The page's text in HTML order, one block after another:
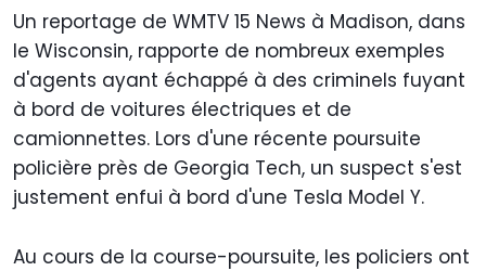
Un reportage de WMTV 15 News à Madison, dans
le Wisconsin, rapporte de nombreux exemples
d'agents ayant échappé à des criminels fuyant
à bord de voitures électriques et de
camionnettes. Lors d'une récente poursuite
policière près de Georgia Tech, un suspect s'est
justement enfui à bord d'une Tesla Model Y.
Au cours de la course-poursuite, les policiers ont